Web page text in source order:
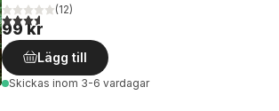
3,6utav 5 stjärnor. Totalt antal röster:
(12)
99 kr
Lägg till
Skickas inom 3-6 vardagar